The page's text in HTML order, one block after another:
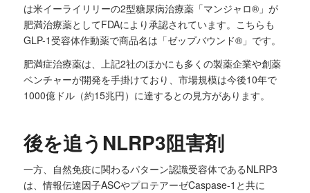
は米イーライリリーの2型糖尿病治療薬「マンジャロ®」が
肥満治療薬としてFDAにより承認されています。こちらも
GLP-1受容体作動薬で商品名は「ゼップバウンド®」です。
肥満症治療薬は、上記2社のほかにも多くの製薬企業や創薬
ベンチャーが開発を手掛けており、市場規模は今後10年で
1000億ドル（約15兆円）に達するとの見方があります。
後を追うNLRP3阻害剤
一方、自然免疫に関わるパターン認識受容体であるNLRP3
は、情報伝達因子ASCやプロテアーゼCaspase-1と共に